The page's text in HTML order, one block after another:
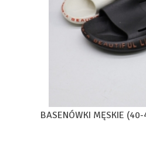
BASENÓWKI MĘSKIE